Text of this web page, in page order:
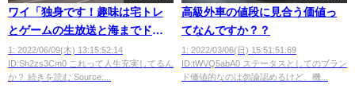
ワイ「独身です！趣味は宅トレ
とゲームの生放送と海までドラ
イブです！貯金1600万ありま
す！」
1: 2022/06/09(木) 13:15:52.14
ID:Sh2zs3Cm0 これって人生充実してるん
か？ 続きを読む Source:...
高級外車の値段に見合う価値っ
てなんですか？？
1: 2022/03/06(日) 15:51:51.69
ID:tWVQ5abA0 ステータスとしてのブラン
ド価値的なのは勿論認めるけど、機...